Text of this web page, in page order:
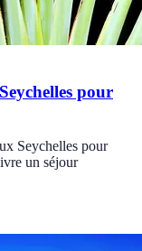
pour
Seychelles pour
un séjour